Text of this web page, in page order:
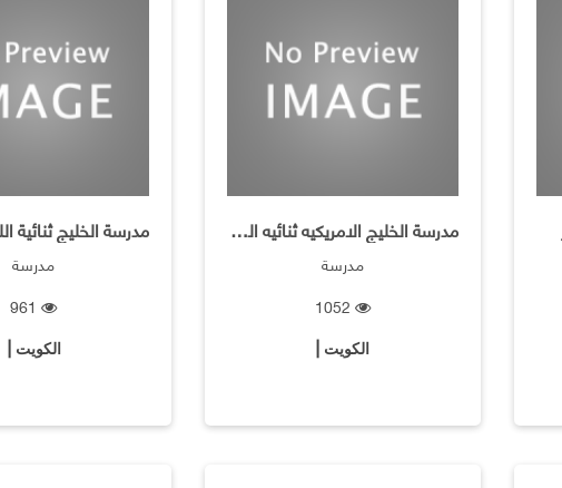
مدرسة الخليج الامريكيه ثنائيه اللغه الخاصه
مدرسة
الكويت |
مدرسة
961
الكويت |